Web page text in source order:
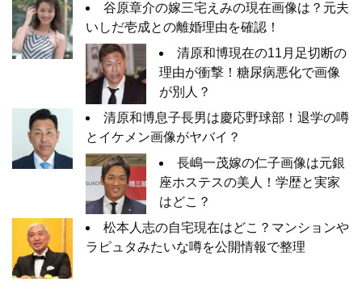
谷原章介の嫁三宅えみの現在画像は？元夫
いしだ壱成との離婚理由を確認！
清原和博現在の11月足切断の
理由が衝撃！糖尿病悪化で画像
が別人？
清原和博息子長男は慶応野球部！退学の噂
とイケメン画像がヤバイ？
長嶋一茂嫁の仁子画像は元銀
座ホステスの美人！学歴と実家
はどこ？
松本人志の自宅現在はどこ？マンションや
ラピュタみたいな噂を公開情報で整理